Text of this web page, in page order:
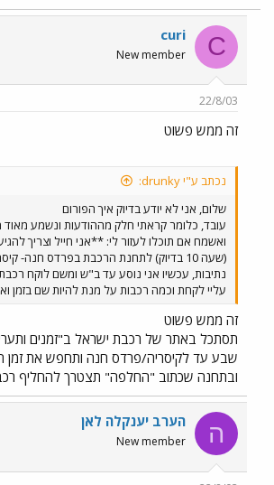
C
curi
New member
22/8/03
זה ממש פשוט
נכתב ע"י drunky:
שלום, אני לא יודע בדיוק איך הפורום
עובד, כלומר קראתי חלק מההודעות ונשמע מאוד
ואשמח אם תוכלו לעזור לי: **אני חייל וצריך
(שעה 10 בדיוק) לתחנת הרכבת בפרדס חנה-
נתיבות, עכשיו אני נוסע עד ב"ש ומשם לוקח
עליי לקחת וכמה רכבות על מנת להיות שם בזמן
זה ממש פשוט
תסתכל באתר של רכבת ישראל ב"זמנים
שבע עד לקיסריה/פרדס חנה ותחפש את
ובתחנה שכתוב "החלפה" תצטרך להחליף
ה הערב יענקלה לאן
New member